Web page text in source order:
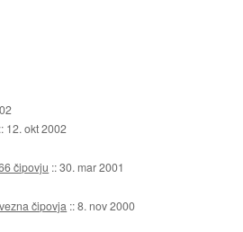
:: 12. okt 2002
čipovju ::30. mar 2001
čipovja ::8. nov 2000